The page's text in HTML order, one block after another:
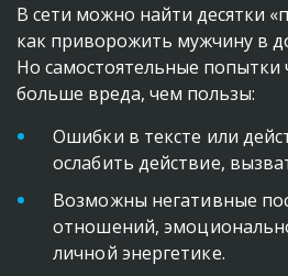
В сети можно найти десятки
как приворожить мужчину в
Но самостоятельные попытки
больше вреда, чем пользы:
Ошибки в тексте или
ослабить действие,
Возможны негативные
отношений,
личной энергетике.